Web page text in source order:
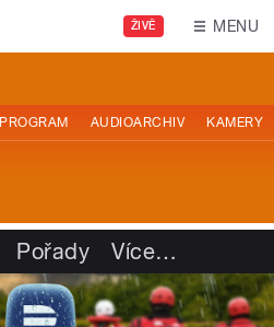
ŽIVĚ MENU
PROGRAM AUDIOARCHIV KAMERY
Pořady Více…